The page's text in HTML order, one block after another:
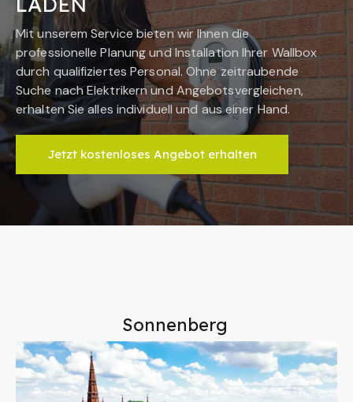
Mit unserem Service bieten wir Ihnen die
professionelle Planung und Installation Ihrer Wallbox
durch qualifiziertes Personal. Ohne zeitraubende
Suche nach Elektrikern und Angebotsvergleichen,
erhalten Sie alles individuell und aus einer Hand.
Jetzt kostenloses Angebot erhalten
Sonnenberg